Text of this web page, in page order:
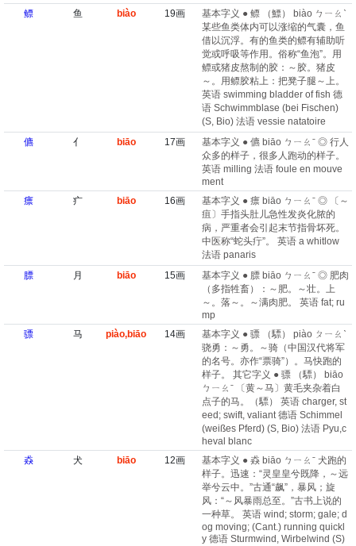
鳔
鱼 biào 19画
基本字义 ● 鳔 （鰾） biào ㄅㄧㄠˋ
某些鱼类体内可以涨缩的气囊，鱼
借以沉浮。有的鱼类的鳔有辅助听
觉或呼吸等作用。俗称“鱼泡”。用
鳔或猪皮熬制的胶：～胶。猪皮
～。用鳔胶粘上：把凳子腿～上。
英语 swimming bladder of fish 德
语 Schwimmblase (bei Fischen)​
(S, Bio) 法语 vessie natatoire
儦
亻 biāo 17画
基本字义 ● 儦 biāo ㄅㄧㄠˉ ◎ 行人
众多的样子，很多人跑动的样子。
英语 milling 法语 foule en mouve
ment
瘭
疒 biāo 16画
基本字义 ● 瘭 biāo ㄅㄧㄠˉ ◎ 〔～
疽〕手指头肚儿急性发炎化脓的
病，严重者会引起末节指骨坏死。
中医称“蛇头疔”。 英语 a whitlow
法语 panaris
膘
月 biāo 15画
基本字义 ● 膘 biāo ㄅㄧㄠˉ ◎ 肥肉
（多指牲畜）：～肥。～壮。上
～。落～。～满肉肥。 英语 fat; ru
mp
骠
马 piào,biāo 14画
基本字义 ● 骠 （驃） piào ㄆㄧㄠˋ
骁勇：～勇。～骑（中国汉代将军
的名号。亦作“票骑”）。马快跑的
样子。 其它字义 ● 骠 （驃） biāo
ㄅㄧㄠˉ 〔黄～马〕黄毛夹杂着白
点子的马。（驃） 英语 charger, st
eed; swift, valiant 德语 Schimmel
(weißes Pferd)​ (S, Bio) 法语 Pyu,c
heval blanc
猋
犬 biāo 12画
基本字义 ● 猋 biāo ㄅㄧㄠˉ 犬跑的
样子。迅速：“灵皇皇兮既降，～远
举兮云中。”古通“飙”，暴风；旋
风：“～风暴雨总至。”古书上说的
一种草。 英语 wind; storm; gale; d
og moving; (Cant.) running quickl
y 德语 Sturmwind, Wirbelwind (S)